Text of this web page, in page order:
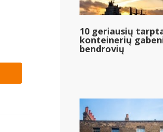
10 geriausių
konteinerių
bendrovių